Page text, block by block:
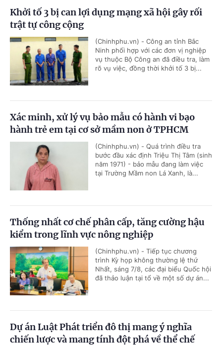
Khởi tố 3 bị can lợi dụng mạng xã hội gây rối
trật tự công cộng
(Chinhphu.vn) - Công an tỉnh Bắc
Ninh phối hợp với các đơn vị nghiệp
vụ thuộc Bộ Công an đã điều tra, làm
rõ vụ việc, đồng thời khởi tố 3 bị...
Xác minh, xử lý vụ bảo mẫu có hành vi bạo
hành trẻ em tại cơ sở mầm non ở TPHCM
(Chinhphu.vn) - Quá trình điều tra
bước đầu xác định Triệu Thị Tâm (sinh
năm 1971) - bảo mẫu đang làm việc
tại Trường Mầm non Lá Xanh, là...
Thống nhất cơ chế phân cấp, tăng cường hậu
kiểm trong lĩnh vực nông nghiệp
(Chinhphu.vn) - Tiếp tục chương
trình Kỳ họp không thường lệ thứ
Nhất, sáng 7/8, các đại biểu Quốc hội
đã thảo luận tại tổ về một số dự án...
Dự án Luật Phát triển đô thị mang ý nghĩa
chiến lược và mang tính đột phá về thể chế